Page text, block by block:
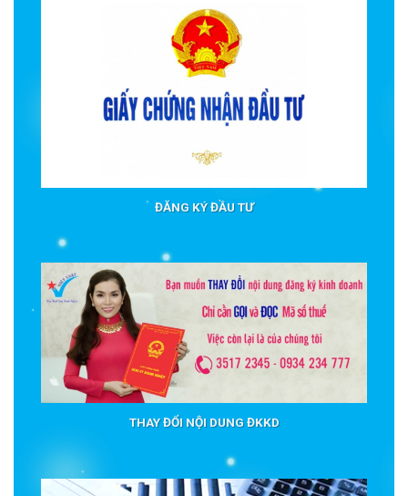
ĐĂNG KÝ ĐẦU TƯ
THAY ĐỔI NỘI DUNG ĐKKD